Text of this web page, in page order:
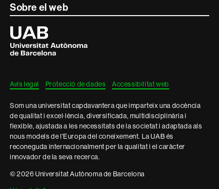
Contacte
informació
legal
Sobre el web
Universitat
Autònoma
de
Barcelona
Avís legal Protecció de dades Accessibilitat web
Som una universitat capdavantera que imparteix una docència
de qualitat i excel·lència, diversificada, multidisciplinària i
flexible, ajustada a les necessitats de la societat i adaptada als
nous models de l'Europa del coneixement. La UAB és
reconeguda internacionalment per la qualitat i el caràcter
innovador de la seva recerca.
© 2026 Universitat Autònoma de Barcelona